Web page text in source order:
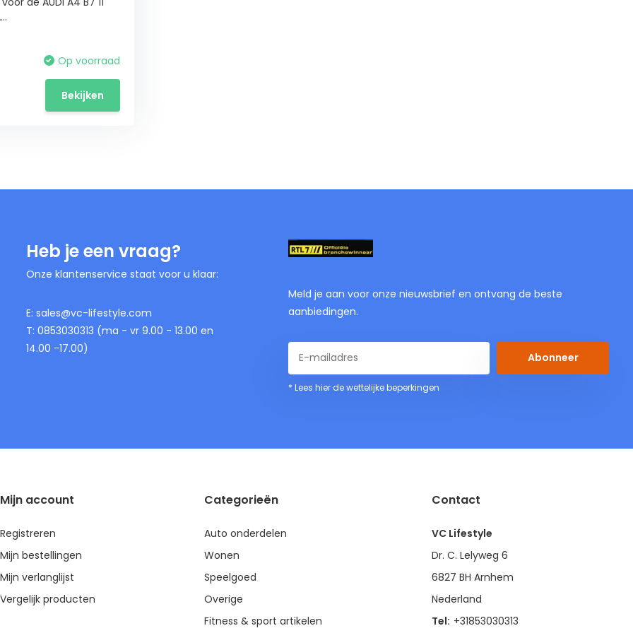
Op voorraad
Bekijken
Heb je een vraag?
Onze klantenservice staat voor u klaar:
E: sales@vc-lifestyle.com
T: 0853030313 (ma - vr 9.00 - 13.00 en
14.00 -17.00)
Meld je aan voor onze nieuwsbrief en ontvang de beste
aanbiedingen.
Abonneer
* Lees hier de wettelijke beperkingen
Mijn account
Registreren
Mijn bestellingen
Mijn verlanglijst
Vergelijk producten
Categorieën
Auto onderdelen
Wonen
Speelgoed
Overige
Fitness & sport artikelen
Contact
VC Lifestyle
Dr. C. Lelyweg 6
6827 BH Arnhem
Nederland
Tel: +31853030313